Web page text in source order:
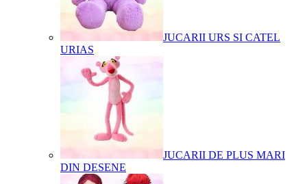
JUCARII URS SI CATEL
URIAS
JUCARII DE PLUS MARI
DIN DESENE